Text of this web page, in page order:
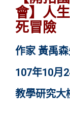
會】人
死冒險
作家 黃禹
107年10月
教學研究大